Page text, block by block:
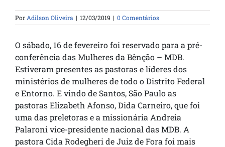
Por Adilson Oliveira | 12/03/2019 | 0 Comentários
O sábado, 16 de fevereiro foi reservado para a pré-
conferência das Mulheres da Bênção – MDB.
Estiveram presentes as pastoras e líderes dos
ministérios de mulheres de todo o Distrito Federal
e Entorno. E vindo de Santos, São Paulo as
pastoras Elizabeth Afonso, Dida Carneiro, que foi
uma das preletoras e a missionária Andreia
Palaroni vice-presidente nacional das MDB. A
pastora Cida Rodegheri de Juiz de Fora foi mais